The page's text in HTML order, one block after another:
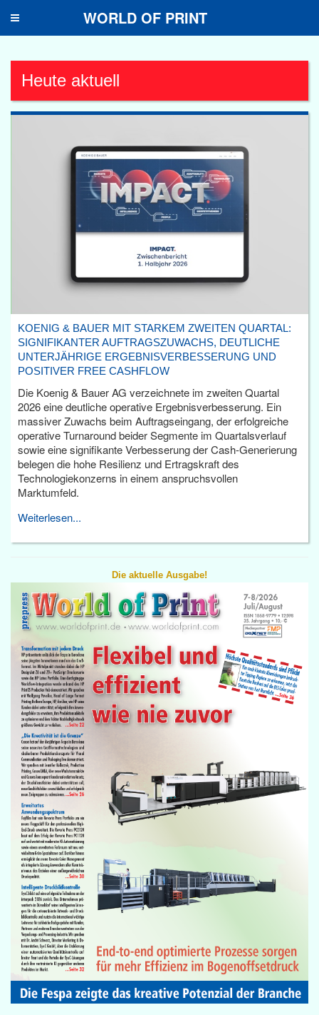
Toggle
WORLD OF PRINT
Heute aktuell
KOENIG & BAUER MIT STARKEM ZWEITEN QUARTAL:
SIGNIFIKANTER AUFTRAGSZUWACHS, DEUTLICHE
UNTERJÄHRIGE ERGEBNISVERBESSERUNG UND
POSITIVER FREE CASHFLOW
Die Koenig & Bauer AG verzeichnete im zweiten Quartal
2026 eine deutliche operative Ergebnisverbesserung. Ein
massiver Zuwachs beim Auftragseingang, der erfolgreiche
operative Turnaround beider Segmente im Quartalsverlauf
sowie eine signifikante Verbesserung der Cash-Generierung
belegen die hohe Resilienz und Ertragskraft des
Technologiekonzerns in einem anspruchsvollen
Marktumfeld.
Weiterlesen...
Die aktuelle Ausgabe!